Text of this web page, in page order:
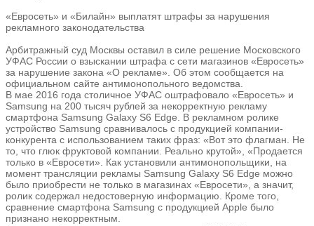
«Евросеть» и «Билайн» выплатят штрафы за нарушения
рекламного законодательства
Арбитражный суд Москвы оставил в силе решение Московского
УФАС России о взыскании штрафа с сети магазинов «Евросеть»
за нарушение закона «О рекламе». Об этом сообщается на
официальном сайте антимонопольного ведомства.
В мае 2016 года столичное УФАС оштрафовало «Евросеть» и
Samsung на 200 тысяч рублей за некорректную рекламу
смартфона Samsung Galaxy S6 Edge. В рекламном ролике
устройство Samsung сравнивалось с продукцией компании-
конкурента с использованием таких фраз: «Вот это флагман. Не
то, что глюк фруктовой компании. Реально крутой», «Продается
только в «Евросети». Как установили антимонопольщики, на
момент трансляции рекламы Samsung Galaxy S6 Edge можно
было приобрести не только в магазинах «Евросети», а значит,
ролик содержал недостоверную информацию. Кроме того,
сравнение смартфона Samsung с продукцией Apple было
признано некорректным.